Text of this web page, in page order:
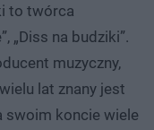
to twórca
„Diss na budziki”.
muzyczny,
lat znany jest
swoim koncie wiele